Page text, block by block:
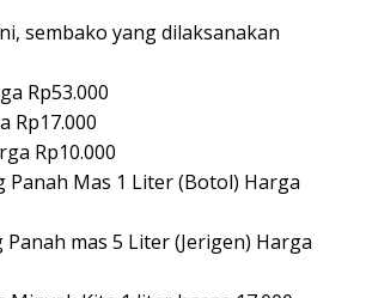
sembako yang dilaksanakan
Rp53.000
Rp17.000
Rp10.000
Panah Mas 1 Liter (Botol) Harga
mas 5 Liter (Jerigen) Harga